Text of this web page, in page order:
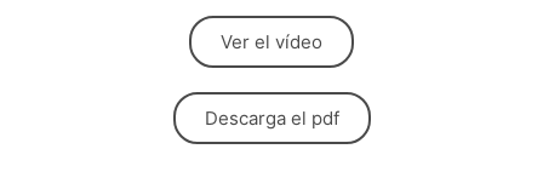
Ver el vídeo
Descarga el pdf